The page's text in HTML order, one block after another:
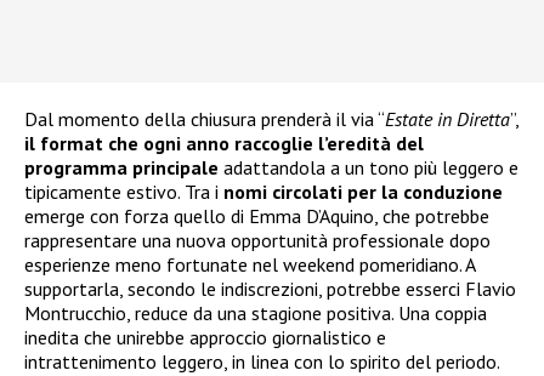
Dal momento della chiusura prenderà il via “Estate in Diretta”,
il format che ogni anno raccoglie l’eredità del
programma principale adattandola a un tono più leggero e
tipicamente estivo. Tra i nomi circolati per la conduzione
emerge con forza quello di Emma D’Aquino, che potrebbe
rappresentare una nuova opportunità professionale dopo
esperienze meno fortunate nel weekend pomeridiano. A
supportarla, secondo le indiscrezioni, potrebbe esserci Flavio
Montrucchio, reduce da una stagione positiva. Una coppia
inedita che unirebbe approccio giornalistico e
intrattenimento leggero, in linea con lo spirito del periodo.